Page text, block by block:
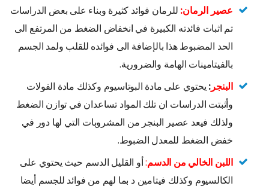
عصير الرمان: للرمان فوائد كثيرة وبناء على بعض الدراسات
تم اثبات فائدته الكبيرة في انخفاض الضغط من المرتفع الى
الحد المضبوط هذا بالإضافة الى فوائده للقلب ولمد الجسم
بالفيتامينات الهامة والضرورية.
البنجر: يحتوي على مادة البوتاسيوم وكذلك مادة الفولات
وأثبتت الدراسات ان تلك المواد تساعدان في توازن الضغط
ولذلك فيعد عصير البنجر من المشروبات التي لها دور في
خفض الضغط للمعدل الضبوط.
اللبن الخالي من الدسم:أو القليل الدسم حيث يحتوي على
الكالسيوم وكذلك فيتامين د بما لهم من فوائد للجسم أيضا